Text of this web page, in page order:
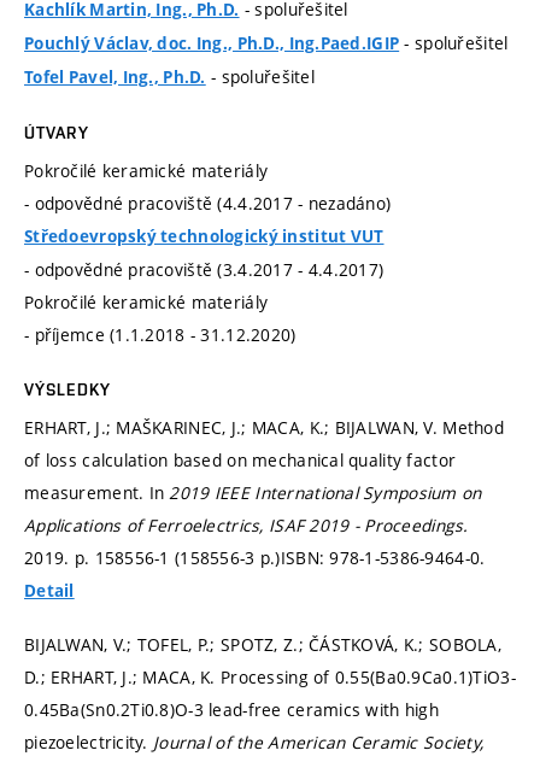
Kachlík Martin, Ing., Ph.D. - spoluřešitel
Pouchlý Václav, doc. Ing., Ph.D., Ing.Paed.IGIP - spoluřešitel
Tofel Pavel, Ing., Ph.D. - spoluřešitel
ÚTVARY
Pokročilé keramické materiály
- odpovědné pracoviště (4.4.2017 - nezadáno)
Středoevropský technologický institut VUT
- odpovědné pracoviště (3.4.2017 - 4.4.2017)
Pokročilé keramické materiály
- příjemce (1.1.2018 - 31.12.2020)
VÝSLEDKY
ERHART, J.; MAŠKARINEC, J.; MACA, K.; BIJALWAN, V. Method
of loss calculation based on mechanical quality factor
measurement. In 2019 IEEE International Symposium on
Applications of Ferroelectrics, ISAF 2019 - Proceedings.
2019. p. 158556-1 (158556-3 p.)ISBN: 978-1-5386-9464-0.
Detail
BIJALWAN, V.; TOFEL, P.; SPOTZ, Z.; ČÁSTKOVÁ, K.; SOBOLA,
D.; ERHART, J.; MACA, K. Processing of 0.55(Ba0.9Ca0.1)TiO3-
0.45Ba(Sn0.2Ti0.8)O-3 lead-free ceramics with high
piezoelectricity. Journal of the American Ceramic Society,